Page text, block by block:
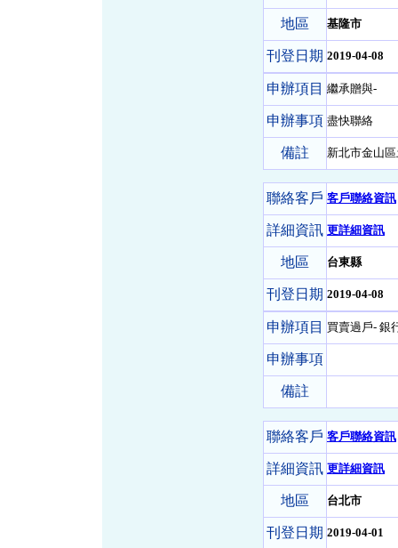
地區 基隆市
刊登日期 2019-04-08
申辦項目 繼承贈與-
申辦事項 盡快聯絡
備註 新北市金山
聯絡客戶 客戶聯絡資訊
詳細資訊 更詳細資訊
地區 台東縣
刊登日期 2019-04-08
申辦項目 買賣過戶- 銀
申辦事項
備註
聯絡客戶 客戶聯絡資訊
詳細資訊 更詳細資訊
地區 台北市
刊登日期 2019-04-01